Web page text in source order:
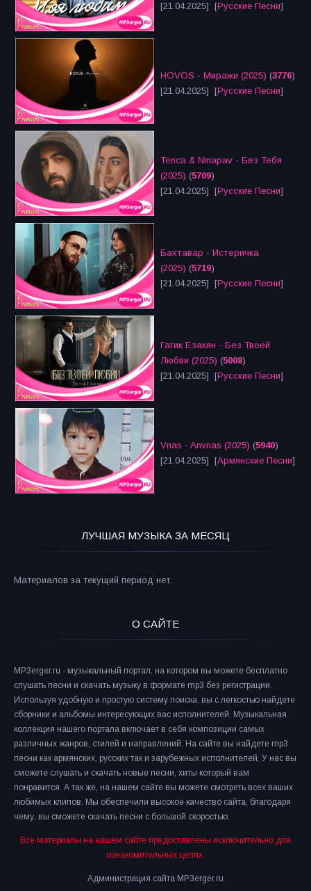
[21.04.2025] [Русские Песни]
HOVOS - Миражи (2025) (3776)
[21.04.2025] [Русские Песни]
Tenca & Ninapav - Без Тебя
(2025) (5709)
[21.04.2025] [Русские Песни]
Бахтавар - Истеричка
(2025) (5719)
[21.04.2025] [Русские Песни]
Гагик Езакян - Без Твоей
Любви (2025) (5008)
[21.04.2025] [Русские Песни]
Vnas - Anvnas (2025) (5940)
[21.04.2025] [Армянские Песни]
ЛУЧШАЯ МУЗЫКА ЗА МЕСЯЦ
Материалов за текущий период нет.
О САЙТЕ
MP3erger.ru - музыкальный портал, на котором вы можете бесплатно
слушать песни и скачать музыку в формате mp3 без регистрации.
Используя удобную и простую систему поиска, вы с легкостью найдете
сборники и альбомы интересующих вас исполнителей. Музыкальная
коллекция нашего портала включает в себя композиции самых
различных жанров, стилей и направлений. На сайте вы найдете mp3
песни как армянских, русских так и зарубежных исполнителей. У нас вы
сможете слушать и скачать новые песни, хиты который вам
понравится. А так же, на нашем сайте вы можете смотреть всех ваших
любимых клипов. Мы обеспечили высокое качество сайта, благодаря
чему, вы сможете скачать песни с большой скоростью.
Все материалы на нашем сайте предоставлены исключительно для
ознакомительных целях.
Администрация сайта MP3erger.ru